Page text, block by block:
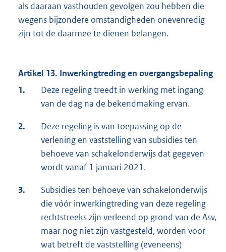
als daaraan vasthouden gevolgen zou hebben die
wegens bijzondere omstandigheden onevenredig
zijn tot de daarmee te dienen belangen.
Artikel 13. Inwerkingtreding en overgangsbepaling
1.
Deze regeling treedt in werking met ingang
van de dag na de bekendmaking ervan.
2.
Deze regeling is van toepassing op de
verlening en vaststelling van subsidies ten
behoeve van schakelonderwijs dat gegeven
wordt vanaf 1 januari 2021.
3.
Subsidies ten behoeve van schakelonderwijs
die vóór inwerkingtreding van deze regeling
rechtstreeks zijn verleend op grond van de Asv,
maar nog niet zijn vastgesteld, worden voor
wat betreft de vaststelling (eveneens)